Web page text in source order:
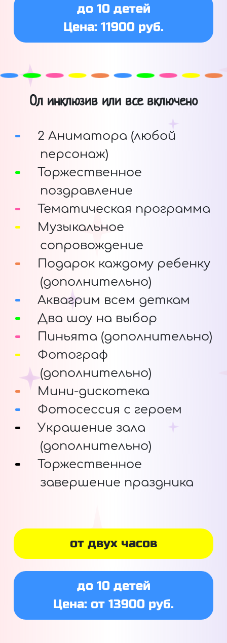
до 10 детей
Цена: 11900 руб.
Ол инклюзив или все включено
2 Аниматора (любой
персонаж)
Торжественное
поздравление
Тематическая программа
Музыкальное
сопровождение
Подарок каждому ребенку
(дополнительно)
Аквагрим всем деткам
Два шоу на выбор
Пиньята (дополнительно)
Фотограф
(дополнительно)
Мини-дискотека
Фотосессия с героем
Украшение зала
(дополнительно)
Торжественное
завершение праздника
от двух часов
до 10 детей
Цена: от 13900 руб.